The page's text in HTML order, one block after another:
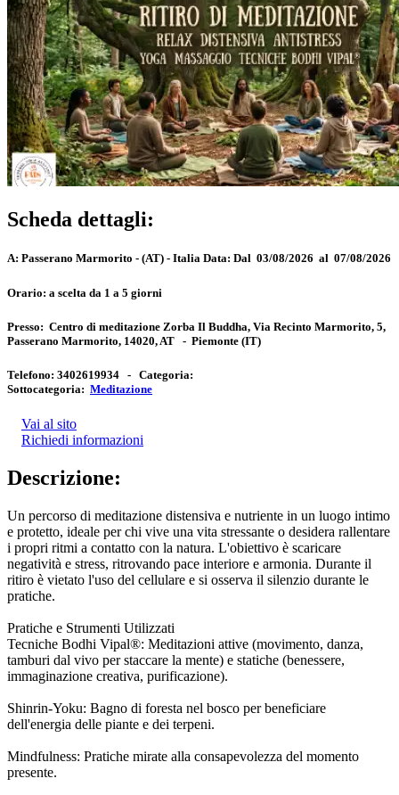
Scheda dettagli:
A: Passerano Marmorito - (AT) - Italia Data: Dal 03/08/2026 al 07/08/2026
Orario: a scelta da 1 a 5 giorni
Presso: Centro di meditazione Zorba Il Buddha, Via Recinto Marmorito, 5,
Passerano Marmorito, 14020, AT - Piemonte (IT)
Telefono: 3402619934 - Categoria:
Sottocategoria: Meditazione
Vai al sito
Richiedi informazioni
Descrizione:
Un percorso di meditazione distensiva e nutriente in un luogo intimo
e protetto, ideale per chi vive una vita stressante o desidera rallentare
i propri ritmi a contatto con la natura. L'obiettivo è scaricare
negatività e stress, ritrovando pace interiore e armonia. Durante il
ritiro è vietato l'uso del cellulare e si osserva il silenzio durante le
pratiche.
Pratiche e Strumenti Utilizzati
Tecniche Bodhi Vipal®: Meditazioni attive (movimento, danza,
tamburi dal vivo per staccare la mente) e statiche (benessere,
immaginazione creativa, purificazione).
Shinrin-Yoku: Bagno di foresta nel bosco per beneficiare
dell'energia delle piante e dei terpeni.
Mindfulness: Pratiche mirate alla consapevolezza del momento
presente.